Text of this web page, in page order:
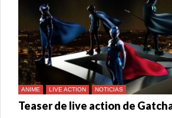
ANIME LIVE ACTION NOTICIAS
Teaser de live action de